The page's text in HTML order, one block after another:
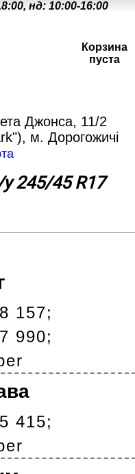
нд: 10:00-16:00
Джонса, 11/2
м. Дорогожичі
Корзина
пуста
245/45 R17
157;
990;
415;